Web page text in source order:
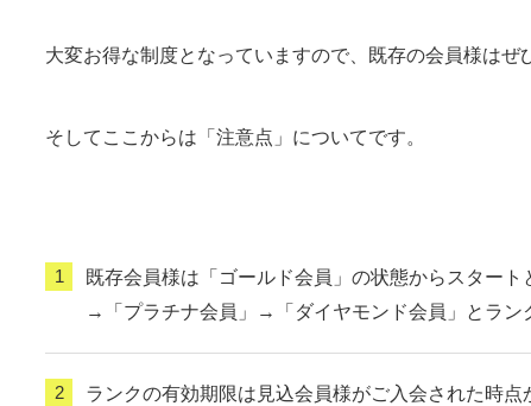
大変お得な制度となっていますので、既存の会員様はぜ
そしてここからは「注意点」についてです。
既存会員様は「ゴールド会員」の状態からスター
→「プラチナ会員」→「ダイヤモンド会員」とラン
ランクの有効期限は見込会員様がご入会された時